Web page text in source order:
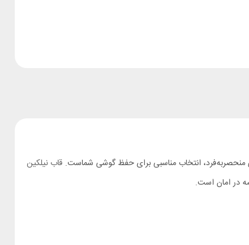
منحصربه‌فرد، انتخاب مناسبی برای حفظ گوشی شماست. قاب نیلکین
در امان است.